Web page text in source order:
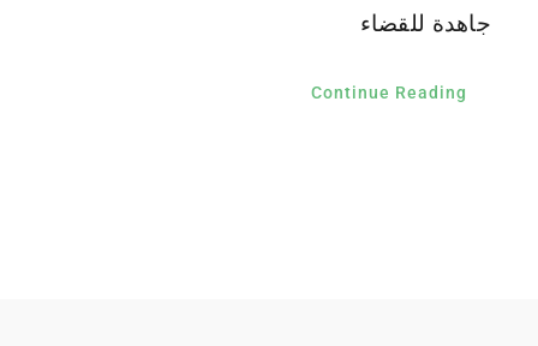
جاهدة للقضاء
Continue Reading